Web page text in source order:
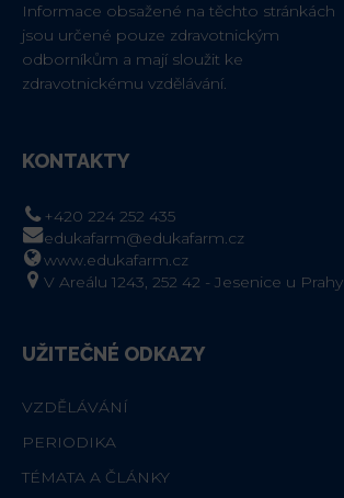
Informace obsažené na těchto stránkách
jsou určené pouze zdravotnickým
odborníkům a mají sloužit ke
zdravotnickému vzdělávání.
KONTAKTY
+420 224 252 435
edukafarm@edukafarm.cz
www.edukafarm.cz
V Areálu 1243, 252 42 - Jesenice u Prahy
UŽITEČNÉ ODKAZY
VZDĚLÁVÁNÍ
PERIODIKA
TÉMATA A ČLÁNKY